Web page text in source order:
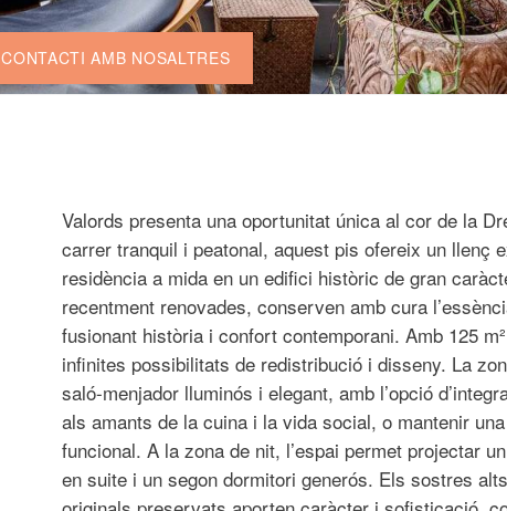
CONTACTI AMB NOSALTRES
Valords presenta una oportunitat única al cor de la
carrer tranquil i peatonal, aquest pis ofereix un llenç
residència a mida en un edifici històric de gran
recentment renovades, conserven amb cura
fusionant història i confort contemporani. Amb 125
infinites possibilitats de redistribució i disseny. La
saló-menjador lluminós i elegant, amb l’opció
als amants de la cuina i la vida social, o mantenir
funcional. A la zona de nit, l’espai permet projectar
en suite i un segon dormitori generós. Els sostres